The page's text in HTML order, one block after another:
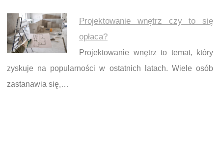
Projektowanie wnętrz czy to się
opłaca?
Projektowanie wnętrz to temat, który
zyskuje na popularności w ostatnich latach. Wiele osób
zastanawia się,…